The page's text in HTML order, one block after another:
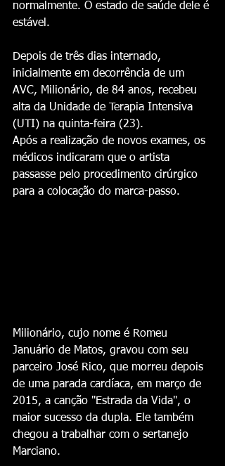
normalmente. O estado de saúde dele é
estável.
Depois de três dias internado,
inicialmente em decorrência de um
AVC, Milionário, de 84 anos, recebeu
alta da Unidade de Terapia Intensiva
(UTI) na quinta-feira (23).
Após a realização de novos exames, os
médicos indicaram que o artista
passasse pelo procedimento cirúrgico
para a colocação do marca-passo.
Milionário, cujo nome é Romeu
Januário de Matos, gravou com seu
parceiro José Rico, que morreu depois
de uma parada cardíaca, em março de
2015, a canção "Estrada da Vida", o
maior sucesso da dupla. Ele também
chegou a trabalhar com o sertanejo
Marciano.